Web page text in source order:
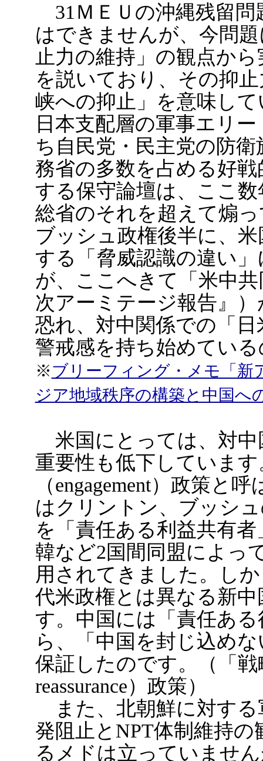
31ＭＥＵの沖縄残留問
はできませんが、今問
止力の維持」の観点か
を説いており、その抑
峡への抑止」を意味し
日本支配層の軍事エリ
ち自民党・民主党の防
務省の多数を占める好
する保守論壇は、ここ
総省のそれを超えて煽
ブッシュ政権後半に、
する「脅威認識の違い
が、ここへきて「米中
次アーミテージ報告』
恐れ、対中関係での「
警戒感を持ち始めてい
※ブリーフィング・メモ「新
ジア地域秩序の構築と中国へ
米国にとっては、対中
重要性も低下していま
（engagement）政策と
はクリントン、ブッシ
を「責任ある利益共有
韓など2国間同盟によっ
用されてきました。し
代米政権とは異なる新
す。中国には「責任あ
ら、「中国を封じ込め
保証したのです。（「戦
reassurance）政策）
また、北朝鮮に対する
発阻止とNPT体制維持
るメドは立っていませ